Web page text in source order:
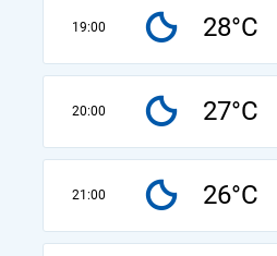
19:00 28°C
20:00 27°C
21:00 26°C